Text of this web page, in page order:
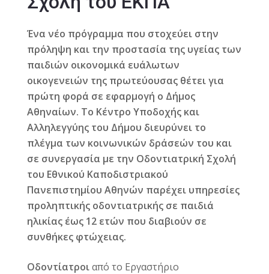
Ένα νέο πρόγραμμα που στοχεύει στην
πρόληψη και την προστασία της υγείας των
παιδιών οικονομικά ευάλωτων
οικογενειών της πρωτεύουσας θέτει για
πρώτη φορά σε εφαρμογή ο Δήμος
Αθηναίων. Το Κέντρο Υποδοχής και
Αλληλεγγύης του Δήμου διευρύνει το
πλέγμα των κοινωνικών δράσεών του και
σε συνεργασία με την Οδοντιατρική Σχολή
του Εθνικού Καποδιστριακού
Πανεπιστημίου Αθηνών παρέχει υπηρεσίες
προληπτικής οδοντιατρικής σε παιδιά
ηλικίας έως 12 ετών που διαβιούν σε
συνθήκες φτώχειας.
Οδοντίατροιαπό το Εργαστήριο